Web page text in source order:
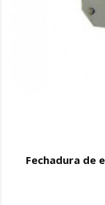
Fechadura de